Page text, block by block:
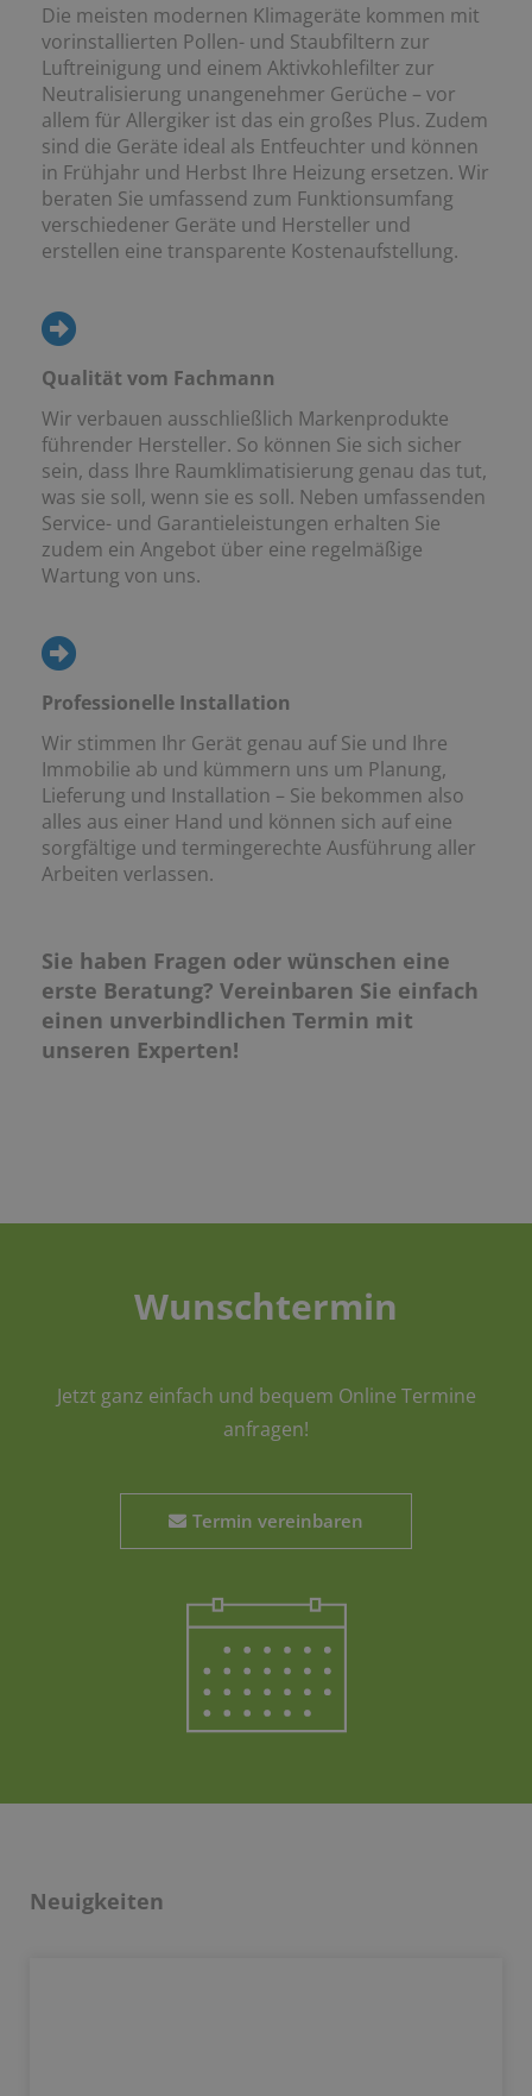
Die meisten modernen Klimageräte kommen mit
vorinstallierten Pollen- und Staubfiltern zur
Luftreinigung und einem Aktivkohlefilter zur
Neutralisierung unangenehmer Gerüche – vor
allem für Allergiker ist das ein großes Plus. Zudem
sind die Geräte ideal als Entfeuchter und können
in Frühjahr und Herbst Ihre Heizung ersetzen. Wir
beraten Sie umfassend zum Funktionsumfang
verschiedener Geräte und Hersteller und
erstellen eine transparente Kostenaufstellung.
Qualität vom Fachmann
Wir verbauen ausschließlich Markenprodukte
führender Hersteller. So können Sie sich sicher
sein, dass Ihre Raumklimatisierung genau das tut,
was sie soll, wenn sie es soll. Neben umfassenden
Service- und Garantieleistungen erhalten Sie
zudem ein Angebot über eine regelmäßige
Wartung von uns.
Professionelle Installation
Wir stimmen Ihr Gerät genau auf Sie und Ihre
Immobilie ab und kümmern uns um Planung,
Lieferung und Installation – Sie bekommen also
alles aus einer Hand und können sich auf eine
sorgfältige und termingerechte Ausführung aller
Arbeiten verlassen.
Sie haben Fragen oder wünschen eine
erste Beratung? Vereinbaren Sie einfach
einen unverbindlichen Termin mit
unseren Experten!
Wunschtermin
Jetzt ganz einfach und bequem Online Termine
anfragen!
Termin vereinbaren
Neuigkeiten